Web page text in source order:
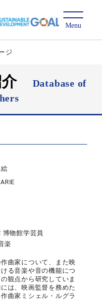
ジ
介
Database of
博物館学芸員
楽
曲家について、また映
る音楽や音の機能につ
観点から研究していま
は、映画監督を務めた
曲家ミシェル・ルグラ